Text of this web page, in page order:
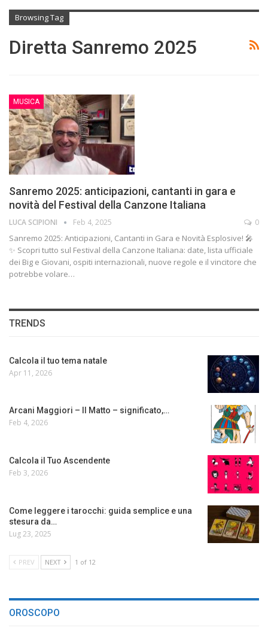
Browsing Tag
Diretta Sanremo 2025
MUSICA
Sanremo 2025: anticipazioni, cantanti in gara e
novità del Festival della Canzone Italiana
LUCA SCIPIONI Feb 4, 2025 0
Sanremo 2025: Anticipazioni, Cantanti in Gara e Novità Esplosive! 🎤
✨ Scopri tutto sul Festival della Canzone Italiana: date, lista ufficiale
dei Big e Giovani, ospiti internazionali, nuove regole e il vincitore che
potrebbe volare…
TRENDS
Calcola il tuo tema natale
Apr 11, 2026
Arcani Maggiori – Il Matto – significato,…
Feb 4, 2026
Calcola il Tuo Ascendente
Feb 3, 2026
Come leggere i tarocchi: guida semplice e una
stesura da…
Lug 23, 2025
PREV NEXT 1 of 12
OROSCOPO